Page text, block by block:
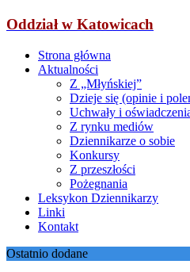
Oddział w Katowicach
Strona główna
Aktualności
Z „Młyńskiej”
Dzieje się (opinie i
Uchwały i
Z rynku mediów
Dziennikarze o sobie
Konkursy
Z przeszłości
Pożegnania
Leksykon Dziennikarzy
Linki
Kontakt
Ostatnio dodane